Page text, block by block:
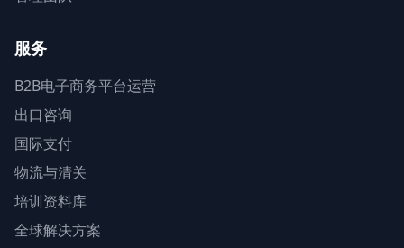
服务
B2B电子商务平台运营
出口咨询
国际支付
物流与清关
培训资料库
全球解决方案